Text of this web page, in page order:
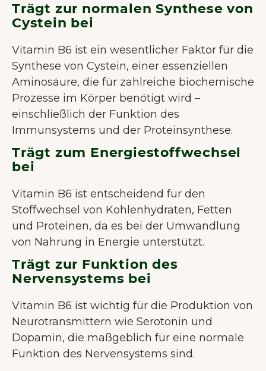
Trägt zur normalen Synthese von
Cystein bei
Vitamin B6 ist ein wesentlicher Faktor für die
Synthese von Cystein, einer essenziellen
Aminosäure, die für zahlreiche biochemische
Prozesse im Körper benötigt wird –
einschließlich der Funktion des
Immunsystems und der Proteinsynthese.
Trägt zum Energiestoffwechsel
bei
Vitamin B6 ist entscheidend für den
Stoffwechsel von Kohlenhydraten, Fetten
und Proteinen, da es bei der Umwandlung
von Nahrung in Energie unterstützt.
Trägt zur Funktion des
Nervensystems bei
Vitamin B6 ist wichtig für die Produktion von
Neurotransmittern wie Serotonin und
Dopamin, die maßgeblich für eine normale
Funktion des Nervensystems sind.